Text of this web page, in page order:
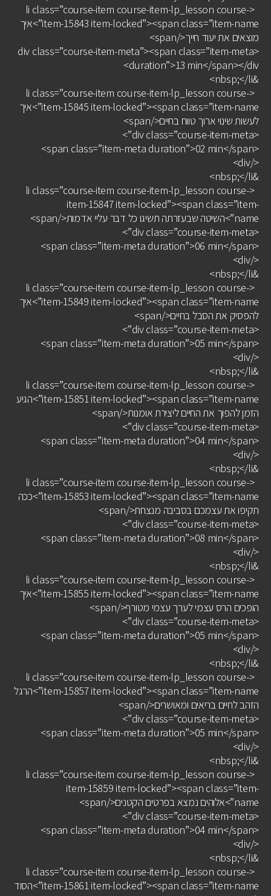
<li class=”course-item course-item-lp_lesson course-
item-15843 item-locked”><span class=”item-name”>איך
מוצאים את יעוד חייך</span>
<div class=”course-item-meta”><span class=”item-meta
duration”>13 min</span></div>
&nbsp;</li>
<li class=”course-item course-item-lp_lesson course-
item-15845 item-locked”><span class=”item-name”>איך
לעשות שינוי ארוך טווח בחיים</span>
<div class=”course-item-meta”>
<span class=”item-meta duration”>02 min</span>
</div>
&nbsp;</li>
<li class=”course-item course-item-lp_lesson course-
item-15847 item-locked”><span class=”item-
name”>השיטה שבעזרתה תשיגו כל דבר עליי אדמות</span>
<div class=”course-item-meta”>
<span class=”item-meta duration”>06 min</span>
</div>
&nbsp;</li>
<li class=”course-item course-item-lp_lesson course-
item-15849 item-locked”><span class=”item-name”>איך
להפסיק את הסבל בחיים</span>
<div class=”course-item-meta”>
<span class=”item-meta duration”>05 min</span>
</div>
&nbsp;</li>
<li class=”course-item course-item-lp_lesson course-
item-15851 item-locked”><span class=”item-name”>הגיע
הזמן להפוך את החיים ליצירת אומנות</span>
<div class=”course-item-meta”>
<span class=”item-meta duration”>04 min</span>
</div>
&nbsp;</li>
<li class=”course-item course-item-lp_lesson course-
item-15853 item-locked”><span class=”item-name”>ככה
תקיפו את עצמכם בסביבה מנצחת</span>
<div class=”course-item-meta”>
<span class=”item-meta duration”>08 min</span>
</div>
&nbsp;</li>
<li class=”course-item course-item-lp_lesson course-
item-15855 item-locked”><span class=”item-name”>איך
הופכים הרס עצמי לערך עצמי מטורף</span>
<div class=”course-item-meta”>
<span class=”item-meta duration”>05 min</span>
</div>
&nbsp;</li>
<li class=”course-item course-item-lp_lesson course-
item-15857 item-locked”><span class=”item-name”>הרגל
הזהב לחיים בריאים ומאושרים</span>
<div class=”course-item-meta”>
<span class=”item-meta duration”>05 min</span>
</div>
&nbsp;</li>
<li class=”course-item course-item-lp_lesson course-
item-15859 item-locked”><span class=”item-
name”>אלוהים נמצא בפרטים הקטנים</span>
<div class=”course-item-meta”>
<span class=”item-meta duration”>04 min</span>
</div>
&nbsp;</li>
<li class=”course-item course-item-lp_lesson course-
item-15861 item-locked”><span class=”item-name”>הסוד